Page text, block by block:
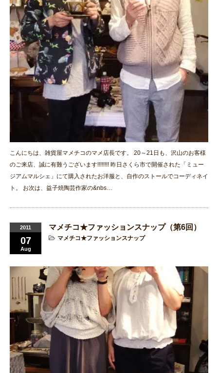
こんにちは、雑貨屋マメチコのマメ店長です。 20～21日も、沢山のお客様
のご来店、誠に有難うございます!!!!!!!! 昨日さくら市で開催された「ミュー
ジアムマルシェ」にて購入されたお洋服と、自作のストールでコーディネイ
ト。 お次は、益子焼陶芸作家の&nbs…
2011
07
Aug
マメチコ★ファッションスナップ（第6回）
マメチコ★ファッションスナップ